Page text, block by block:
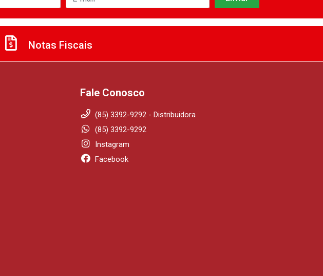
Notas Fiscais
Fale Conosco
(85) 3392-9292 - Distribuidora
(85) 3392-9292
Instagram
Facebook